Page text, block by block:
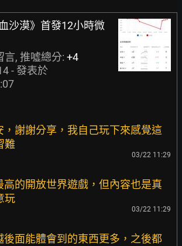
沙漠》首發12小時微
言, 推噓總分: +4
- 發表於
，謝謝分享，我自己玩下來感覺這
難
03/22 11:29
高的開放世界遊戲，但內容也是真
玩
03/22 11:29
後面能體會到的東西更多，之後都